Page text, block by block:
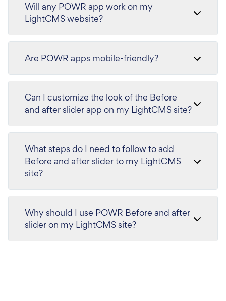
Will any POWR app work on my
LightCMS website?
Are POWR apps mobile-friendly?
Can I customize the look of the Before
and after slider app on my LightCMS site?
What steps do I need to follow to add
Before and after slider to my LightCMS
site?
Why should I use POWR Before and after
slider on my LightCMS site?